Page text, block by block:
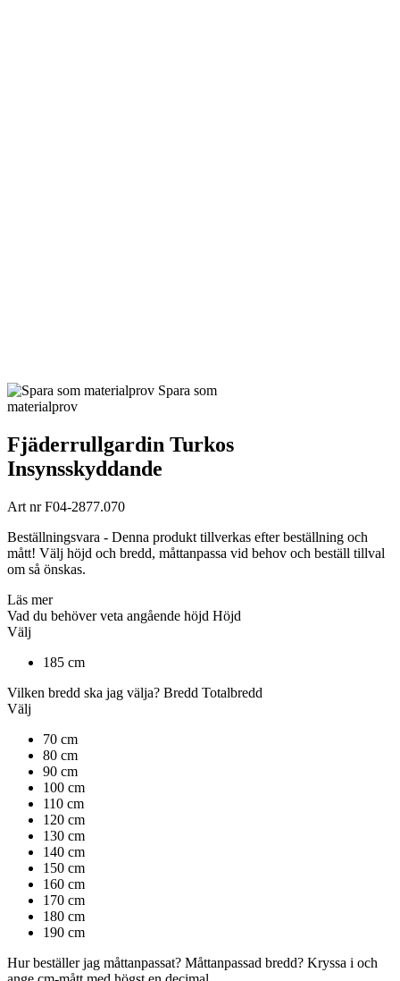
Spara som
materialprov
Fjäderrullgardin Turkos
Insynsskyddande
Art nrF04-2877.070
Beställningsvara - Denna produkt tillverkas efter beställning och
mått! Välj höjd och bredd, måttanpassa vid behov och beställ tillval
om så önskas.
Läs mer
Vad du behöver veta angående höjd Höjd
Välj
185 cm
Vilken bredd ska jag välja? Bredd Totalbredd
Välj
70 cm
80 cm
90 cm
100 cm
110 cm
120 cm
130 cm
140 cm
150 cm
160 cm
170 cm
180 cm
190 cm
Hur beställer jag måttanpassat? Måttanpassad bredd? Kryssa i och